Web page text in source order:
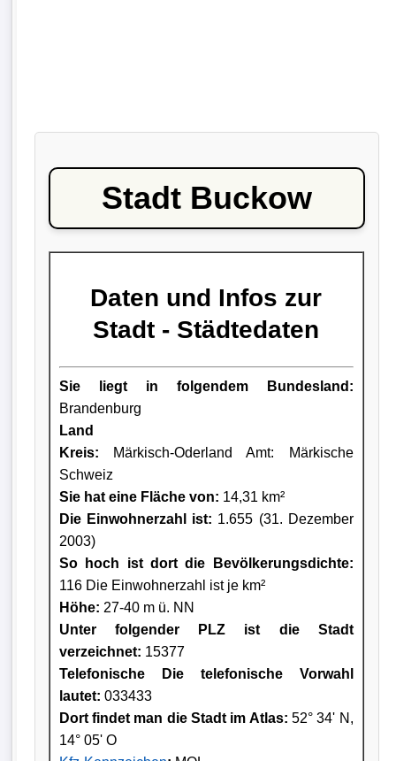
Stadt Buckow
Daten und Infos zur
Stadt - Städtedaten
Sie liegt in folgendem Bundesland:
Brandenburg
Land
Kreis: Märkisch-Oderland Amt: Märkische
Schweiz
Sie hat eine Fläche von: 14,31 km²
Die Einwohnerzahl ist: 1.655 (31. Dezember
2003)
So hoch ist dort die Bevölkerungsdichte:
116 Die Einwohnerzahl ist je km²
Höhe: 27-40 m ü. NN
Unter folgender PLZ ist die Stadt
verzeichnet: 15377
Telefonische Die telefonische Vorwahl
lautet: 033433
Dort findet man die Stadt im Atlas: 52° 34' N,
14° 05' O